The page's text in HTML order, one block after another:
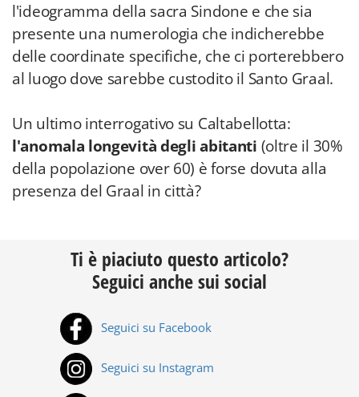
l'ideogramma della sacra Sindone e che sia
presente una numerologia che indicherebbe
delle coordinate specifiche, che ci porterebbero
al luogo dove sarebbe custodito il Santo Graal.
Un ultimo interrogativo su Caltabellotta:
l'anomala longevità degli abitanti (oltre il 30%
della popolazione over 60) è forse dovuta alla
presenza del Graal in città?
Ti è piaciuto questo articolo?
Seguici anche sui social
Seguici su Facebook
Seguici su Instagram